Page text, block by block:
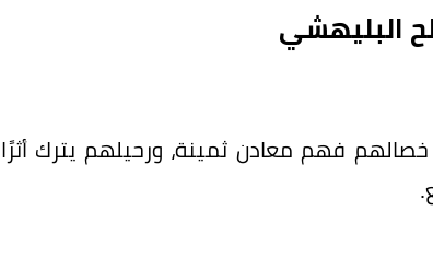
البليهشي
فهم معادن ثمينة، ورحيلهم يترك أثرًا